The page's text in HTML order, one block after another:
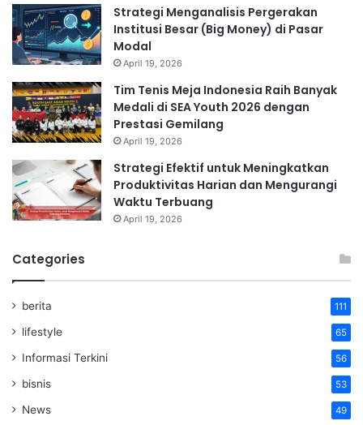
Strategi Menganalisis Pergerakan
Institusi Besar (Big Money) di Pasar
Modal
April 19, 2026
Tim Tenis Meja Indonesia Raih Banyak
Medali di SEA Youth 2026 dengan
Prestasi Gemilang
April 19, 2026
Strategi Efektif untuk Meningkatkan
Produktivitas Harian dan Mengurangi
Waktu Terbuang
April 19, 2026
Categories
berita 111
lifestyle 65
Informasi Terkini 56
bisnis 53
News 49